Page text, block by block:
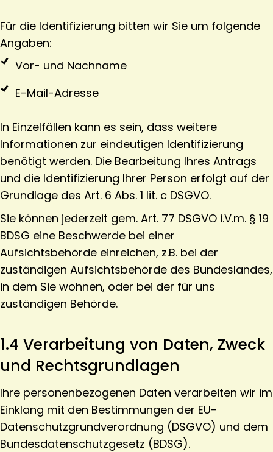
Für die Identifizierung bitten wir Sie um folgende
Angaben:
Vor- und Nachname
E-Mail-Adresse
In Einzelfällen kann es sein, dass weitere
Informationen zur eindeutigen Identifizierung
benötigt werden. Die Bearbeitung Ihres Antrags
und die Identifizierung Ihrer Person erfolgt auf der
Grundlage des Art. 6 Abs. 1 lit. c DSGVO.
Sie können jederzeit gem. Art. 77 DSGVO i.V.m. § 19
BDSG eine Beschwerde bei einer
Aufsichtsbehörde einreichen, z.B. bei der
zuständigen Aufsichtsbehörde des Bundeslandes,
in dem Sie wohnen, oder bei der für uns
zuständigen Behörde.
1.4 Verarbeitung von Daten, Zweck
und Rechtsgrundlagen
Ihre personenbezogenen Daten verarbeiten wir im
Einklang mit den Bestimmungen der EU-
Datenschutzgrundverordnung (DSGVO) und dem
Bundesdatenschutzgesetz (BDSG).